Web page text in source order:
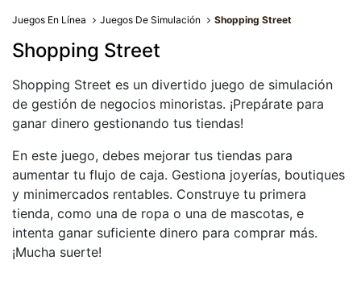
Juegos En Línea Juegos De Simulación Shopping Street
Shopping Street
Shopping Street es un divertido juego de simulación
de gestión de negocios minoristas. ¡Prepárate para
ganar dinero gestionando tus tiendas!
En este juego, debes mejorar tus tiendas para
aumentar tu flujo de caja. Gestiona joyerías, boutiques
y minimercados rentables. Construye tu primera
tienda, como una de ropa o una de mascotas, e
intenta ganar suficiente dinero para comprar más.
¡Mucha suerte!